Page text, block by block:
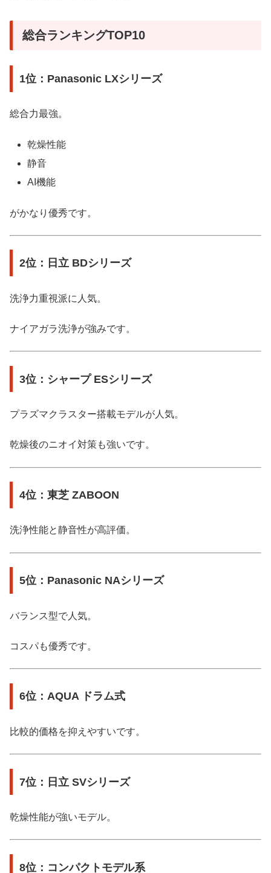
総合ランキングTOP10
1位：Panasonic LXシリーズ
総合力最強。
乾燥性能
静音
AI機能
がかなり優秀です。
2位：日立 BDシリーズ
洗浄力重視派に人気。
ナイアガラ洗浄が強みです。
3位：シャープ ESシリーズ
プラズマクラスター搭載モデルが人気。
乾燥後のニオイ対策も強いです。
4位：東芝 ZABOON
洗浄性能と静音性が高評価。
5位：Panasonic NAシリーズ
バランス型で人気。
コスパも優秀です。
6位：AQUA ドラム式
比較的価格を抑えやすいです。
7位：日立 SVシリーズ
乾燥性能が強いモデル。
8位：コンパクトモデル系